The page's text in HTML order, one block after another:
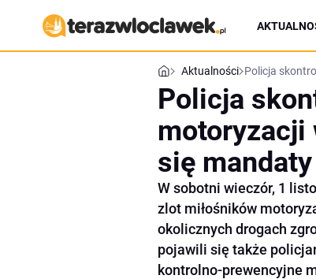
Aktualności Policja
Policja
motoryzacji
się mandaty
W sobotni wieczór, 1
zlot miłośników
okolicznych drogach
pojawili się także
kontrolno-prewencyjne